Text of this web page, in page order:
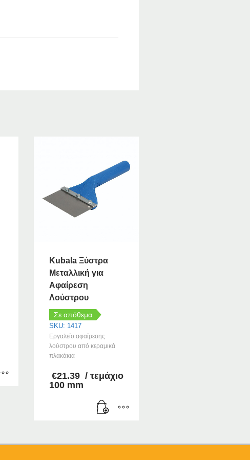
Kubala Ξύστρα
Μεταλλική για
Αφαίρεση
Λούστρου
Σε απόθεμα
SKU: 1417
Εργαλείο αφαίρεσης
λούστρου από κεραμικά
πλακάκια
€21.39 / τεμάχιο
100 mm